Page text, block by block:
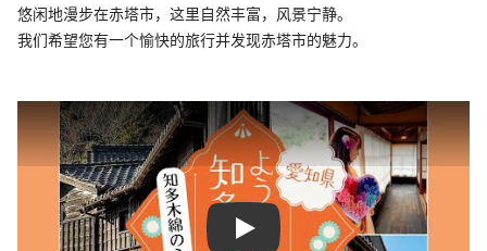
悠闲地漫步在赤塔市，这里自然丰富，风景宁静。
我们希望您有一个愉快的旅行并发现赤塔市的魅力。